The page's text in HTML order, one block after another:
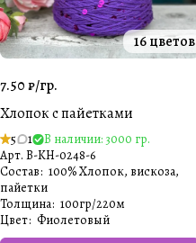
16 цветов
7.50 ₽/гр.
Хлопок с пайетками
5 1
В наличии: 3000 гр.
Арт. B-KH-0248-6
Состав: 100% Хлопок, вискоза,
пайетки
Толщина: 100гр/220м
Цвет: Фиолетовый